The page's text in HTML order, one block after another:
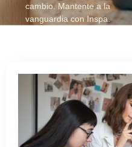
cambio. Mantente a la
vanguardia con Inspa.